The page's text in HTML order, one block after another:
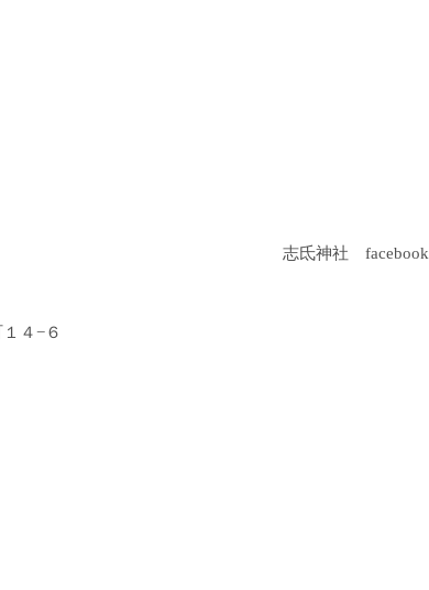
４−６
志氐神社 facebook